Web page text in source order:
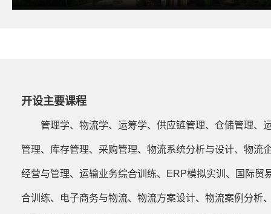
开设主要课程
管理学、物流学、运筹学、供应链管理、仓储管理、
管理、库存管理、采购管理、物流系统分析与设计、物流
经营与管理、运输业务综合训练、ERP模拟实训、国际贸
合训练、电子商务与物流、物流方案设计、物流案例分析